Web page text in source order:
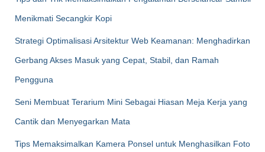
Menikmati Secangkir Kopi
Strategi Optimalisasi Arsitektur Web Keamanan: Menghadirkan
Gerbang Akses Masuk yang Cepat, Stabil, dan Ramah
Pengguna
Seni Membuat Terarium Mini Sebagai Hiasan Meja Kerja yang
Cantik dan Menyegarkan Mata
Tips Memaksimalkan Kamera Ponsel untuk Menghasilkan Foto